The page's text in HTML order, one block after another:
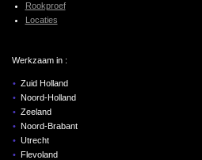
Rookproef
Locaties
Werkzaam in :
Zuid Holland
Noord-Holland
Zeeland
Noord-Brabant
Utrecht
Flevoland